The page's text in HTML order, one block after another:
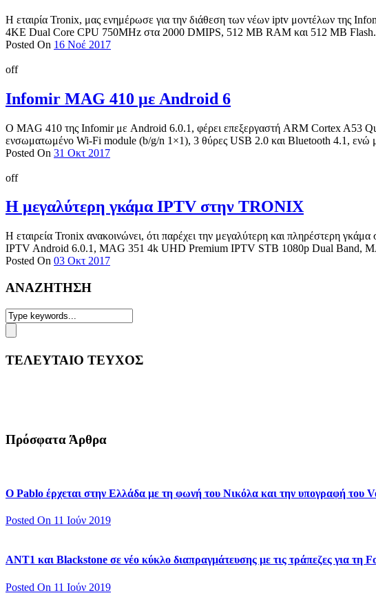
Η εταιρία Tronix, μας ενημέρωσε για την διάθεση των νέων iptv μοντέλων της
4KE Dual Core CPU 750MΗz στα 2000 DMIPS, 512 MB RAM και 512 MB
Posted On 16 Νοέ 2017
off
Infomir MAG 410 με Android 6
O MAG 410 της Infomir με Android 6.0.1, φέρει επεξεργαστή ARM Cortex A53
ενσωματωμένο Wi-Fi module (b/g/n 1×1), 3 θύρες USB 2.0 και Bluetooth 4.1, ενώ
Posted On 31 Οκτ 2017
off
Η μεγαλύτερη γκάμα IPTV στην TRONIX
Η εταιρεία Tronix ανακοινώνει, ότι παρέχει την μεγαλύτερη και πληρέστερη
IPTV Android 6.0.1, MAG 351 4k UHD Premium IPTV STB 1080p Dual Band,
Posted On 03 Οκτ 2017
ΑΝΑΖΗΤΗΣΗ
ΤΕΛΕΥΤΑΙΟ ΤΕΥΧΟΣ
Πρόσφατα Άρθρα
Ο Pablo έρχεται στην Ελλάδα με τη φωνή του Νικόλα και την υπογραφή του
Posted On 11 Ιούν 2019
ΑΝΤ1 και Blackstone σε νέο κύκλο διαπραγμάτευσης με τις τράπεζες για τη
Posted On 11 Ιούν 2019